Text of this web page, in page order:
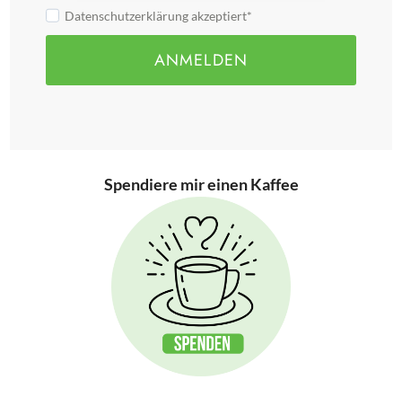
Datenschutzerklärung akzeptiert*
ANMELDEN
Spendiere mir einen Kaffee